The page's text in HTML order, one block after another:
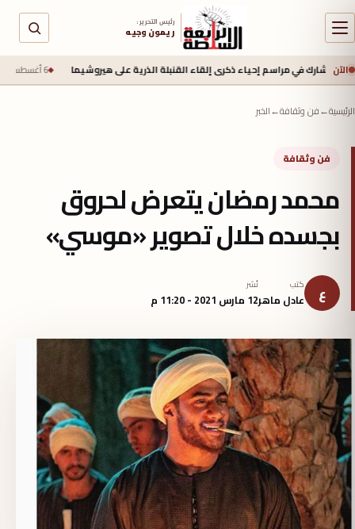
رئيس التحرير :
ريمون وجيه
الآنفي مراسم إحياء ذكرى إلقاء القنبلة الذرية على هيروشيما 6 أغسطس 2026 - 6:50 ص
الرئيسية←فن وثقافة←الخبر
فن وثقافة
محمد رمضان يتعرض لحروق
بجسده خلال تصوير «موسي»
ع كتب
عادل ماهر
نُشر
12 مارس 2021 - 11:20 م